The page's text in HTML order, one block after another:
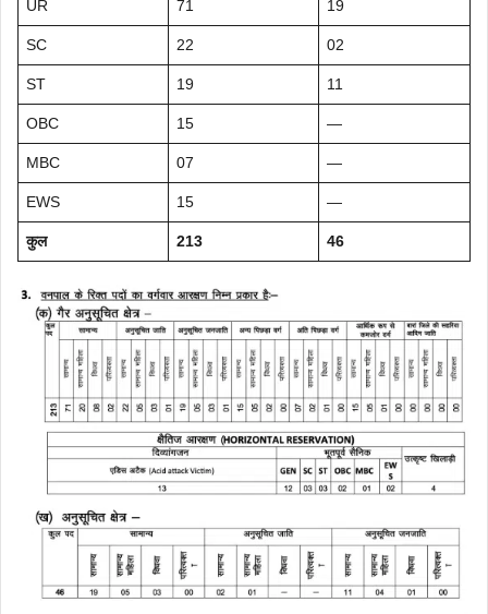
UR 71 19
SC 22 02
ST 19 11
OBC 15 —
MBC 07 —
EWS 15 —
कुल 213 46